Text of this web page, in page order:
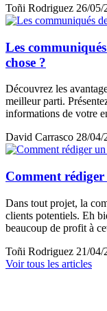
Toñi Rodriguez 26/05/
Les
chose ?
Découvrez les
meilleur parti.
informations de votre
David Carrasco 28/04/
Comment rédiger
Dans tout projet, la
clients potentiels. Eh
beaucoup de profit à
Toñi Rodriguez 21/04/
Voir tous les articles